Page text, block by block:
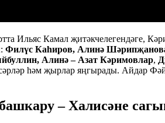
Ильяс Камал җитәкчелегендәге,
Филүс Каһиров, Алинә
Алинә– Азат Кәримовлар,
һәм җырлар яңгырады. Айдар
– Халисәне